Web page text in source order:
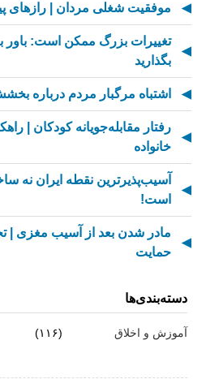
موفقیت شغلی مردان | رازهای
تغییرات بزرگ ممکن است: باور
بگذارید
اشتباه مرگبار مردم درباره
رفتار مقابله‌جویانه کودکان |
خانواده
آسیب‌پذیرترین نقطه ایران نه
است!
مادر شدن بعد از آسیب مغزی |
حمایت
دسته‌بندی‌ها
آموزش و اخلاق (۱۱۶)